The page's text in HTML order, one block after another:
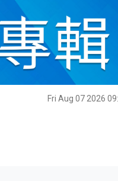
Fri Aug 07 2026
影片 名家榜